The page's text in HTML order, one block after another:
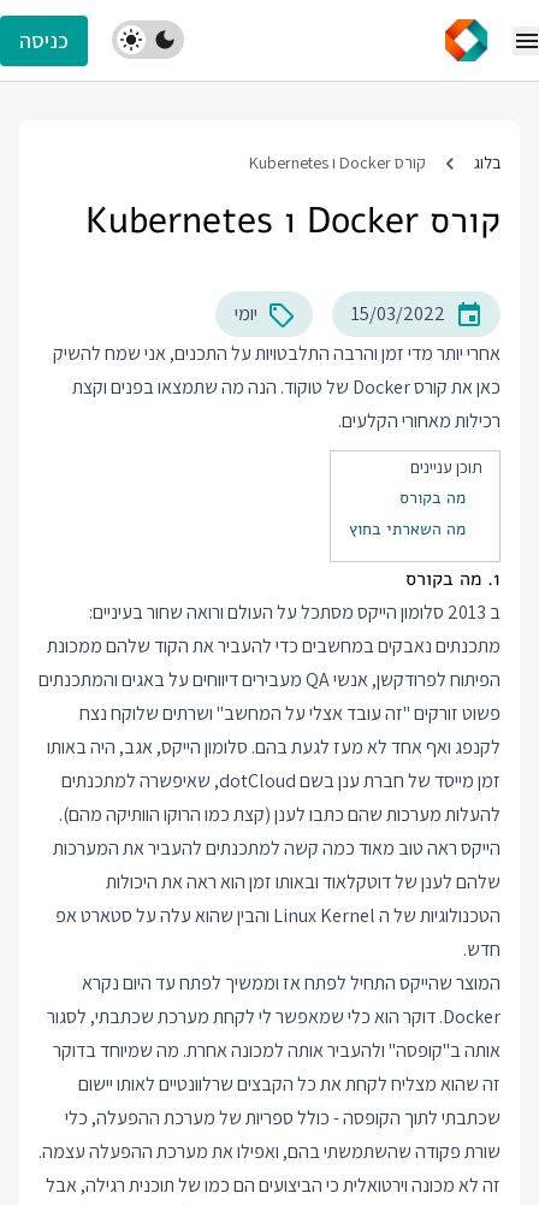
כניסה
בלוג קורס Docker ו Kubernetes
קורס Docker ו Kubernetes
15/03/2022
יומי
אחרי יותר מדי זמן והרבה התלבטויות על התכנים, אני שמח להשיק
כאן אתקורס Docker
של טוקוד. הנה מה שתמצאו בפנים וקצת
רכילות מאחורי הקלעים.
תוכן עניינים
מה בקורס
מה השארתי בחוץ
1. מה בקורס
ב 2013 סלומון הייקס מסתכל על העולם ורואה שחור בעיניים:
מתכנתים נאבקים במחשבים כדי להעביר את הקוד שלהם ממכונת
הפיתוח לפרודקשן, אנשי QA מעבירים דיווחים על באגים והמתכנתים
פשוט זורקים "זה עובד אצלי על המחשב" ושרתים שלוקח נצח
לקנפג ואף אחד לא מעז לגעת בהם. סלומון הייקס, אגב, היה באותו
זמן מייסד של חברת ענן בשם dotCloud, שאיפשרה למתכנתים
להעלות מערכות שהם כתבו לענן (קצת כמו הרוקו הוותיקה מהם).
הייקס ראה טוב מאוד כמה קשה למתכנתים להעביר את המערכות
שלהם לענן של דוטקלאוד ובאותו זמן הוא ראה את היכולות
הטכנולוגיות של ה Linux Kernel והבין שהוא עלה על סטארט אפ
חדש.
המוצר שהייקס התחיל לפתח אז וממשיך לפתח עד היום נקרא
Docker. דוקר הוא כלי שמאפשר לי לקחת מערכת שכתבתי, לסגור
אותה ב"קופסה" ולהעביר אותה למכונה אחרת. מה שמיוחד בדוקר
זה שהוא מצליח לקחת את כל הקבצים שרלוונטיים לאותו יישום
שכתבתי לתוך הקופסה - כולל ספריות של מערכת ההפעלה, כלי
שורת פקודה שהשתמשתי בהם, ואפילו את מערכת ההפעלה עצמה.
זה לא מכונה וירטואלית כי הביצועים הם כמו של תוכנית רגילה, אבל